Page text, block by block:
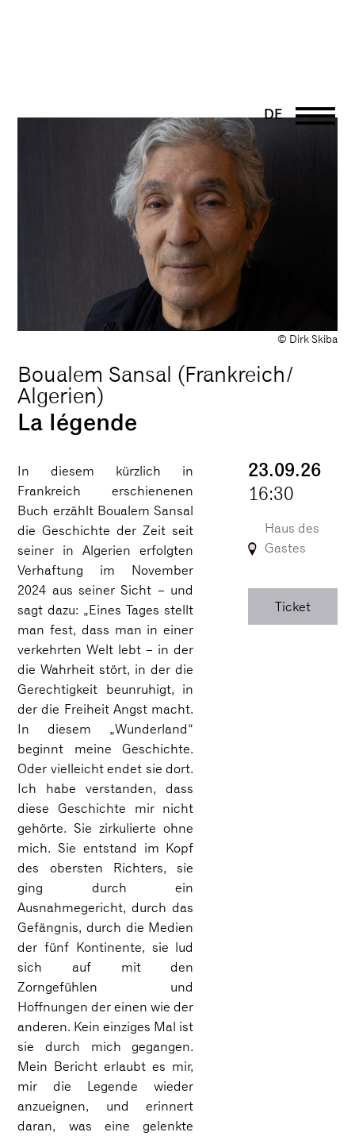
DE
FR
© Dirk Skiba
Boualem Sansal (Frankreich/
Algerien)
La légende
In diesem kürzlich in
Frankreich erschienenen
Buch erzählt Boualem Sansal
die Geschichte der Zeit seit
seiner in Algerien erfolgten
Verhaftung im November
2024 aus seiner Sicht – und
sagt dazu: „Eines Tages stellt
man fest, dass man in einer
verkehrten Welt lebt – in der
die Wahrheit stört, in der die
Gerechtigkeit beunruhigt, in
der die Freiheit Angst macht.
In diesem „Wunderland“
beginnt meine Geschichte.
Oder vielleicht endet sie dort.
Ich habe verstanden, dass
diese Geschichte mir nicht
gehörte. Sie zirkulierte ohne
mich. Sie entstand im Kopf
des obersten Richters, sie
ging durch ein
Ausnahmegericht, durch das
Gefängnis, durch die Medien
der fünf Kontinente, sie lud
sich auf mit den
Zorngefühlen und
Hoffnungen der einen wie der
anderen. Kein einziges Mal ist
sie durch mich gegangen.
Mein Bericht erlaubt es mir,
mir die Legende wieder
anzueignen, und erinnert
daran, was eine gelenkte
23.09.26
16:30
Haus des
Gastes
Ticket